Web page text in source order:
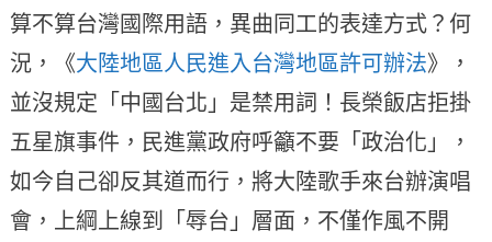
算不算台灣國際用語，異曲同工的表達方式？何
況，《大陸地區人民進入台灣地區許可辦法》，
並沒規定「中國台北」是禁用詞！長榮飯店拒掛
五星旗事件，民進黨政府呼籲不要「政治化」，
如今自己卻反其道而行，將大陸歌手來台辦演唱
會，上綱上線到「辱台」層面，不僅作風不開